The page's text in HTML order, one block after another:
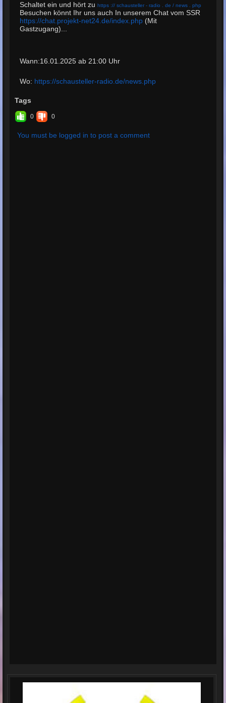
Schaltet ein und hört zuhttps :// schausteller - radio . de / news . php
Besuchen könnt Ihr uns auch In unserem Chat vom SSR
https://chat.projekt-net24.de/index.php (Mit
Gastzugang)...
Wann:16.01.2025 ab 21:00 Uhr
Wo: https://schausteller-radio.de/news.php
Tags
0 0
You must be logged in to post a comment